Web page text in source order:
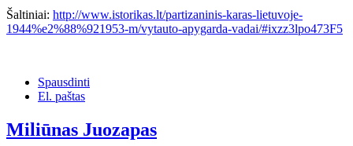
Šaltiniai: http://www.istorikas.lt/partizaninis-karas-lietuvoje-
1944%e2%88%921953-m/vytauto-apygarda-vadai/#ixzz3lpo473F5
Spausdinti
El. paštas
Miliūnas Juozapas